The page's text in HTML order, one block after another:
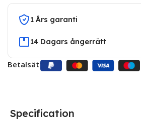
1 Års garanti
14 Dagars ångerrätt
Betalsätt:
Specification